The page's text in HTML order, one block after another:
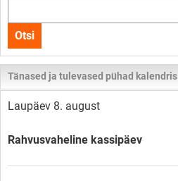
kogu
lehelt
Otsi
Tänased ja tulevased pühad kalendris
Laupäev 8. august
Rahvusvaheline kassipäev